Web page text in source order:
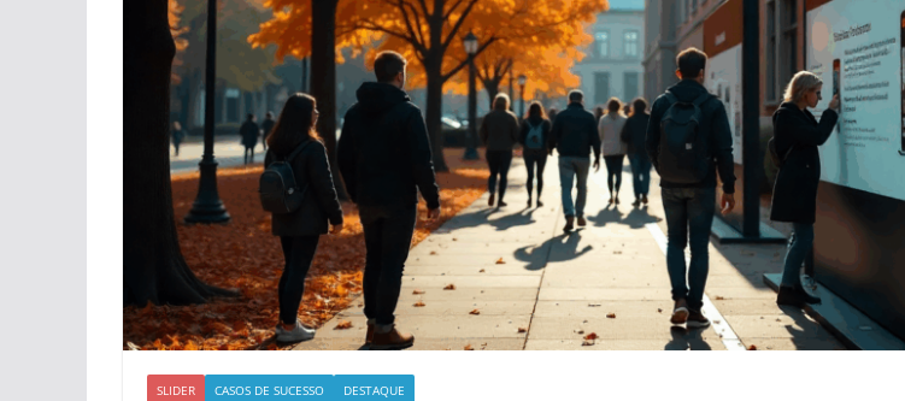
SLIDER CASOS DE SUCESSO DESTAQUE